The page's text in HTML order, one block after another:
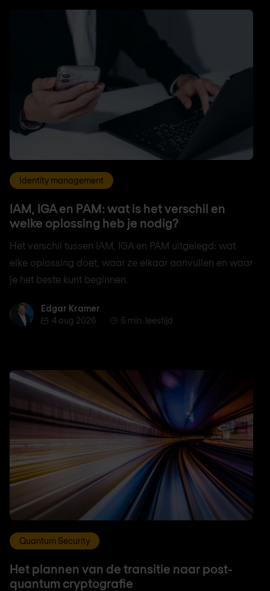
Identity management
IAM, IGA en PAM: wat is het verschil en
welke oplossing heb je nodig?
Het verschil tussen IAM, IGA en PAM uitgelegd: wat
elke oplossing doet, waar ze elkaar aanvullen en waar
je het beste kunt beginnen.
Edgar KramerEdgar Kramer
4 aug 2026
5 min. leestijd
Quantum Security
Het plannen van de transitie naar post-
quantum cryptografie